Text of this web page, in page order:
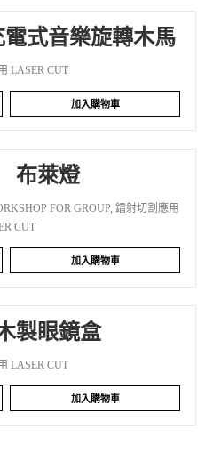
電式音樂旋轉木馬
LASER CUT
加入購物車
布萊燈
FOR GROUP, 鐳射切割應用
CUT
加入購物車
製眼鏡盒
LASER CUT
加入購物車